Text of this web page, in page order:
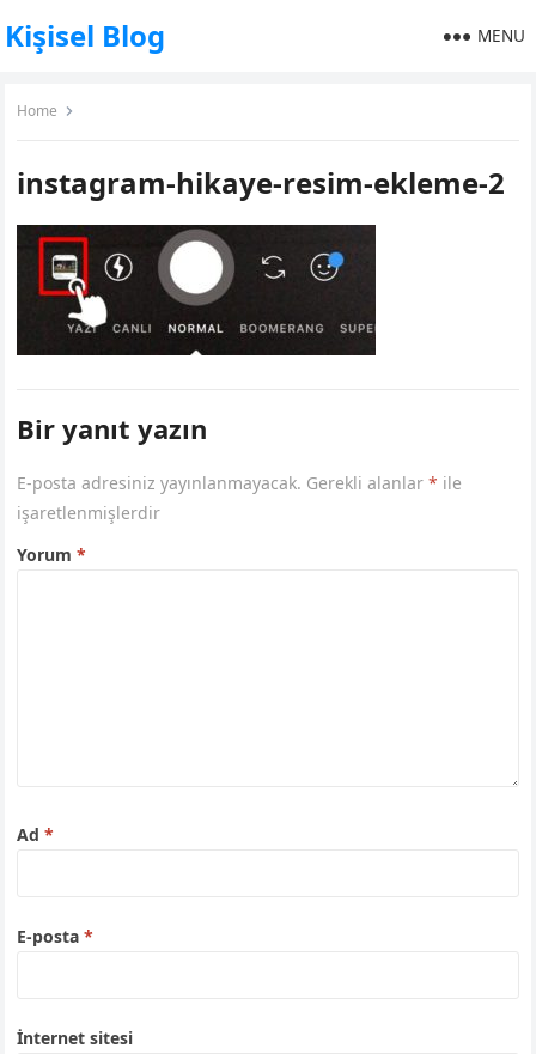
Kişisel Blog MENU
Home
instagram-hikaye-resim-ekleme-2
Bir yanıt yazın
E-posta adresiniz yayınlanmayacak. Gerekli alanlar* ile
işaretlenmişlerdir
Yorum*
Ad*
E-posta*
İnternet sitesi